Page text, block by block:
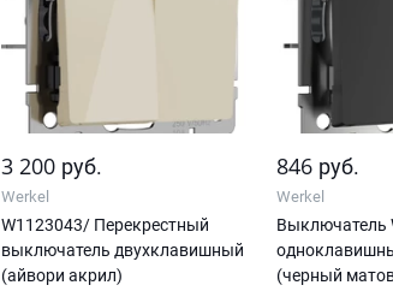
3 200 руб.
Werkel
W1123043/ Перекрестный
выключатель двухклавишный
(айвори акрил)
846 руб.
Werkel
Выключатель
(черный